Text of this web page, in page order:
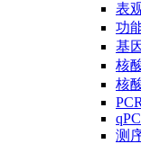
表
功
基
核
核
PCR
测